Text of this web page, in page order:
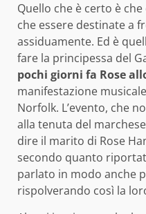
Quello che è certo è
che essere destinate a
assiduamente. Ed è
fare la principessa del
pochi giorni fa Rose
manifestazione
Norfolk. L’evento, che
alla tenuta del
dire il marito di Rose
secondo quanto
parlato in modo anche
rispolverando così la